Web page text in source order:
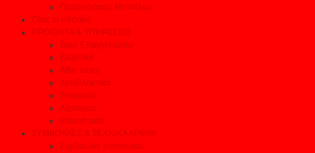
Παρουσιάσεις Μοντέλων
Όλες οι ειδήσεις
ΠΡΟΙΟΝΤΑ & ΥΠΗΡΕΣΙΕΣ
Βρες Επαγγελματία
Ελαστικά
After sales
Ανταλλακτικά
Συνεργεία
Αξεσουάρ
Φανοποιεία
ΣΥΜΒΟΥΛΕΣ & ΤΕΧΝΙΚΑ ΑΡΘΡΑ
Συμβουλές οικονομίας